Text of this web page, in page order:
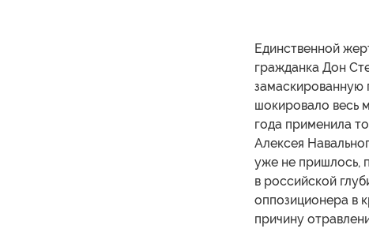
Единственной
гражданка Дон
замаскированную
шокировало весь
года применила
Алексея
уже не пришлось,
в российской
оппозиционера в
причину